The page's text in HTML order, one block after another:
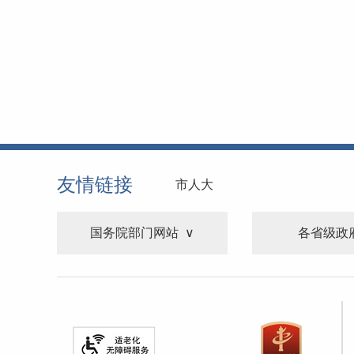
友情链接 市人大
国务院部门网站 各省级政